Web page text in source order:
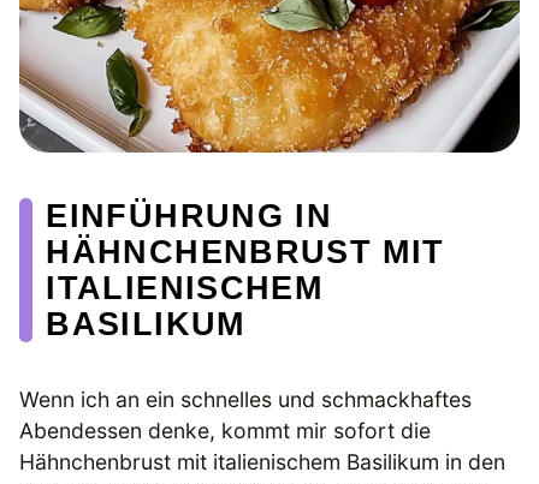
EINFÜHRUNG IN
HÄHNCHENBRUST MIT
ITALIENISCHEM
BASILIKUM
Wenn ich an ein schnelles und schmackhaftes
Abendessen denke, kommt mir sofort die
Hähnchenbrust mit italienischem Basilikum in den